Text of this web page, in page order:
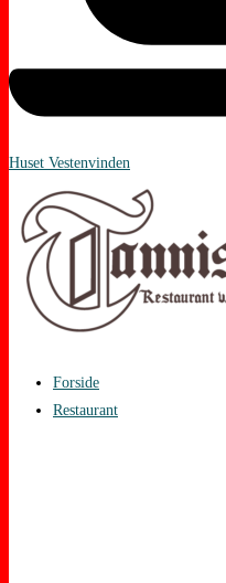
Huset Vestenvinden
Forside
Restaurant